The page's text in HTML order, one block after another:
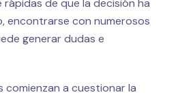
encontrarse con numerosos
generar dudas e
comienzan a cuestionar la